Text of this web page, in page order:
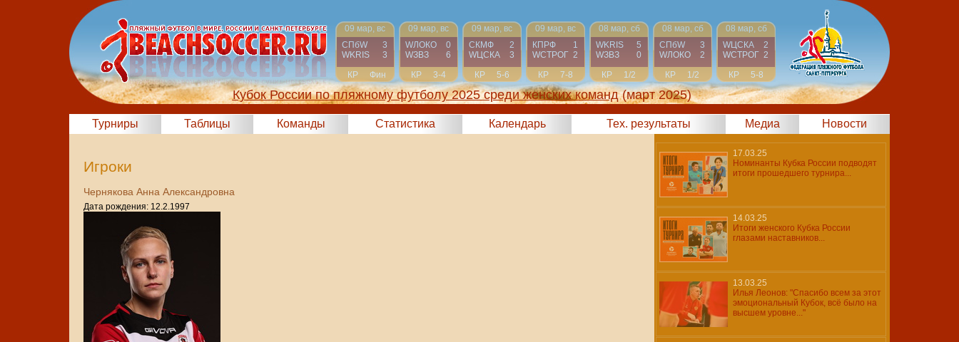
09 мар, вс
СПбW
3
WKRIS
3
КР
Фин
09 мар, вс
WЛОКО
0
WЗВЗ
6
КР
3-4
09 мар, вс
СКМФ
2
WЦСКА
3
КР
5-6
09 мар, вс
КПРФ
1
WCТРОГ 2
КР
7-8
08 мар, сб
WKRIS
5
WЗВЗ
0
КР
1/2
08 мар, сб
СПбW
3
WЛОКО
2
КР
1/2
08 мар, сб
WЦСКА
2
WCТРОГ 2
КР
5-8
Кубок России по пляжному футболу 2025 среди женских команд (март 2025)
Турниры Таблицы Команды Статистика Календарь Тех. результаты Медиа Новости
Игроки
Чернякова Анна Александровна
Дата рождения: 12.2.1997
17.03.25
Номинанты Кубка России подводят
итоги прошедшего турнира...
14.03.25
Итоги женского Кубка России
глазами наставников...
13.03.25
Илья Леонов: "Спасибо всем за этот
эмоциональный Кубок, всё было на
высшем уровне..."